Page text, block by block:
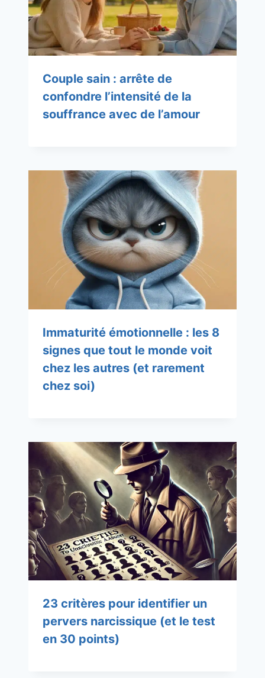
Couple sain : arrête de
confondre l’intensité de la
souffrance avec de l’amour
Immaturité émotionnelle : les 8
signes que tout le monde voit
chez les autres (et rarement
chez soi)
23 critères pour identifier un
pervers narcissique (et le test
en 30 points)